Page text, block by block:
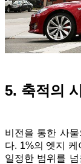
5. 축적의
비전을 통한 사물
다. 1%의 엣지
일정한 범위를